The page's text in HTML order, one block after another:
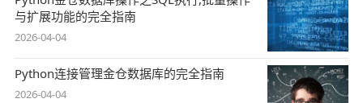
与扩展功能的完全指南
2026-04-04
Python连接管理金仓数据库的完全指南
2026-04-04